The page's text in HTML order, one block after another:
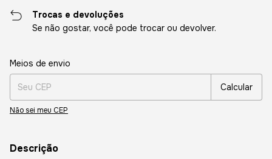
Trocas e devoluções
Se não gostar, você pode trocar ou devolver.
Entregas para o CEP:
Meios de envio
Calcular
Não sei meu CEP
Descrição